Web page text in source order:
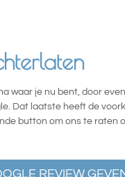
waar je nu bent, door
Dat laatste heeft de
button om ons te raten
REVIEW